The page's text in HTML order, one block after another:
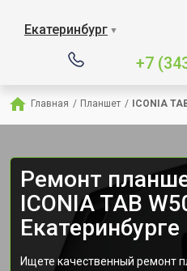
Екатеринбург ▼
+7
Главная / Планшет / ICONIA
Ремонт
ICONIA TAB
Екатеринбурге
Ищете качественный ремонт